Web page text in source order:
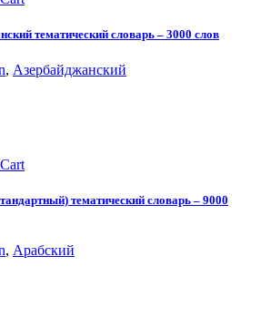
тематический словарь – 3000 слов
, Азербайджанский
тематический словарь – 9000
, Арабский